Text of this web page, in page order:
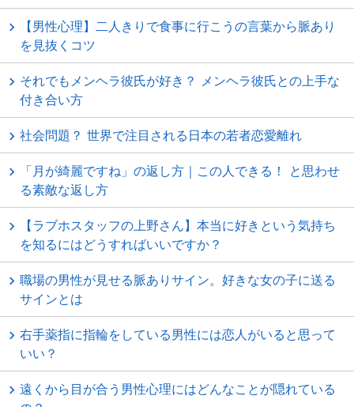
【男性心理】二人きりで食事に行こうの言葉から脈あり
を見抜くコツ
それでもメンヘラ彼氏が好き？ メンヘラ彼氏との上手な
付き合い方
社会問題？ 世界で注目される日本の若者恋愛離れ
「月が綺麗ですね」の返し方｜この人できる！ と思わせ
る素敵な返し方
【ラブホスタッフの上野さん】本当に好きという気持ち
を知るにはどうすればいいですか？
職場の男性が見せる脈ありサイン。好きな女の子に送る
サインとは
右手薬指に指輪をしている男性には恋人がいると思って
いい？
遠くから目が合う男性心理にはどんなことが隠れている